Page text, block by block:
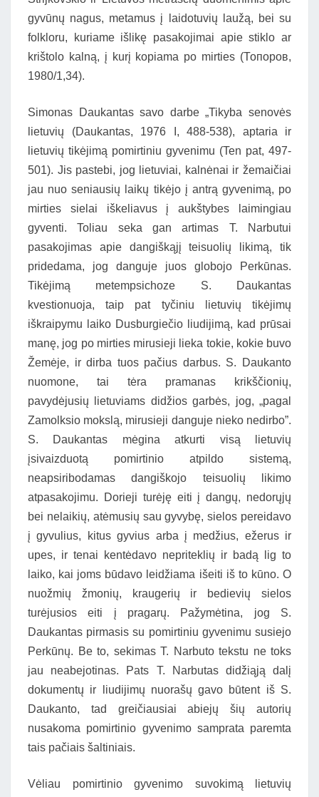
gyvūnų nagus, metamus į laidotuvių laužą, bei su
folkloru, kuriame išlikę pasakojimai apie stiklo ar
krištolo kalną, į kurį kopiama po mirties (Топоров,
1980/1,34).
Simonas Daukantas savo darbe „Tikyba senovės
lietuvių (Daukantas, 1976 I, 488-538), aptaria ir
lietuvių tikėjimą pomirtiniu gyvenimu (Ten pat, 497-
501). Jis pastebi, jog lietuviai, kalnėnai ir žemaičiai
jau nuo seniausių laikų tikėjo į antrą gyvenimą, po
mirties sielai iškeliavus į aukštybes laimingiau
gyventi. Toliau seka gan artimas T. Narbutui
pasakojimas apie dangiškąjį teisuolių likimą, tik
pridedama, jog danguje juos globojo Perkūnas.
Tikėjimą metempsichoze S. Daukantas
kvestionuoja, taip pat tyčiniu lietuvių tikėjimų
iškraipymu laiko Dusburgiečio liudijimą, kad prūsai
manę, jog po mirties mirusieji lieka tokie, kokie buvo
Žemėje, ir dirba tuos pačius darbus. S. Daukanto
nuomone, tai tėra pramanas krikščionių,
pavydėjusių lietuviams didžios garbės, jog, „pagal
Zamolksio mokslą, mirusieji danguje nieko nedirbo”.
S. Daukantas mėgina atkurti visą lietuvių
įsivaizduotą pomirtinio atpildo sistemą,
neapsiribodamas dangiškojo teisuolių likimo
atpasakojimu. Dorieji turėję eiti į dangų, nedorųjų
bei nelaikių, atėmusių sau gyvybę, sielos pereidavo
į gyvulius, kitus gyvius arba į medžius, ežerus ir
upes, ir tenai kentėdavo nepriteklių ir badą lig to
laiko, kai joms būdavo leidžiama išeiti iš to kūno. O
nuožmių žmonių, kraugerių ir bedievių sielos
turėjusios eiti į pragarų. Pažymėtina, jog S.
Daukantas pirmasis su pomirtiniu gyvenimu susiejo
Perkūnų. Be to, sekimas T. Narbuto tekstu ne toks
jau neabejotinas. Pats T. Narbutas didžiąją dalį
dokumentų ir liudijimų nuorašų gavo būtent iš S.
Daukanto, tad greičiausiai abiejų šių autorių
nusakoma pomirtinio gyvenimo samprata paremta
tais pačiais šaltiniais.
Vėliau pomirtinio gyvenimo suvokimą lietuvių